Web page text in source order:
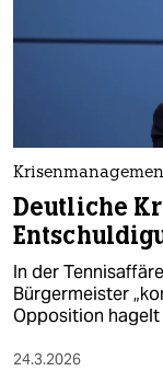
Deutliche
In der
Bürgermeister
Opposition hagelt
24.3.2026